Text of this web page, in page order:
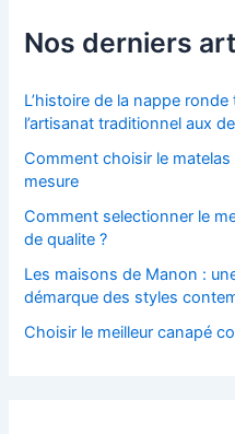
Nos derniers
L’histoire de la nappe
l’artisanat traditionnel aux
Comment choisir le
mesure
Comment selectionner le
de qualite ?
Les maisons de Manon :
démarque des styles
Choisir le meilleur canapé